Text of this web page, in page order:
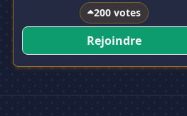
200 votes
Rejoindre